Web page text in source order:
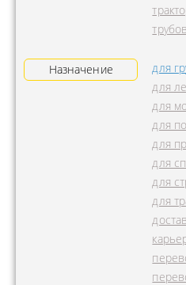
Назначение
для
для
для
для
для
для
для
для